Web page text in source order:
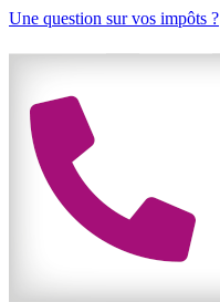
Une question sur vos impôts ?